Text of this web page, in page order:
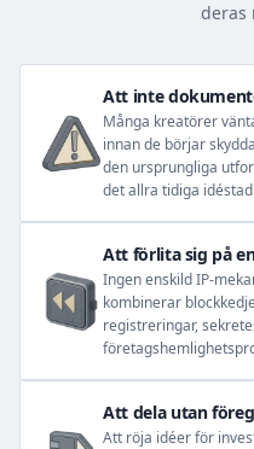
deras
Att inte
Många kreatörer
innan de börjar
den ursprungliga
det allra tidiga
Att förlita sig på
Ingen enskild IP-
kombinerar
registreringar,
Att dela utan
Att röja idéer för